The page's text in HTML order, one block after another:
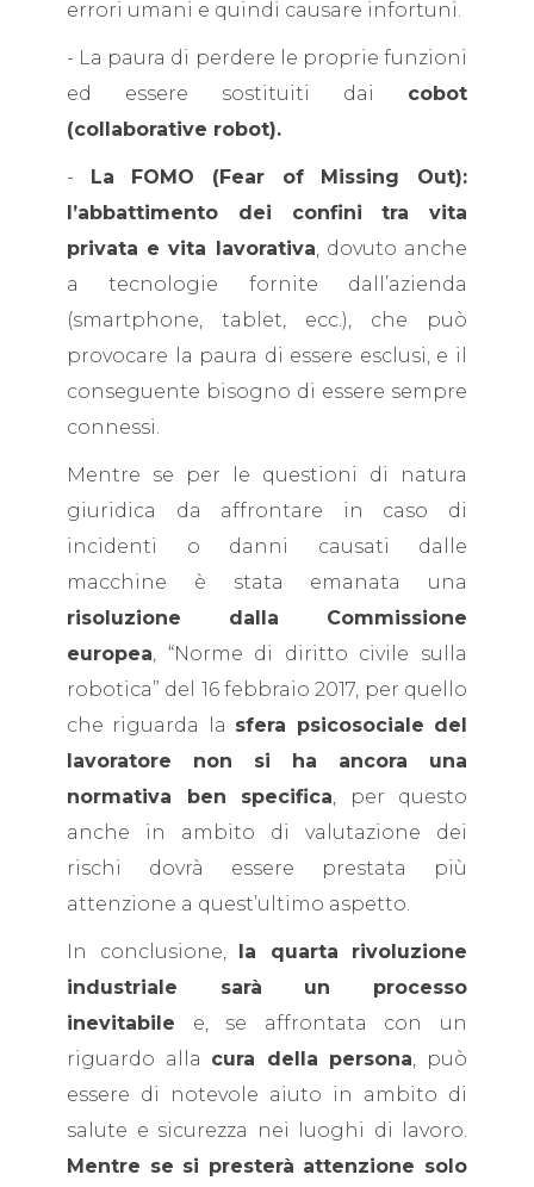
errori umani e quindi causare infortuni.
- La paura di perdere le proprie funzioni
ed essere sostituiti dai cobot
(collaborative robot).
- La FOMO (Fear of Missing Out):
l’abbattimento dei confini tra vita
privata e vita lavorativa , dovuto anche
a tecnologie fornite dall’azienda
(smartphone, tablet, ecc.), che può
provocare la paura di essere esclusi, e il
conseguente bisogno di essere sempre
connessi.
Mentre se per le questioni di natura
giuridica da affrontare in caso di
incidenti o danni causati dalle
macchine è stata emanata una
risoluzione dalla Commissione
europea , “Norme di diritto civile sulla
robotica” del 16 febbraio 2017, per quello
che riguarda la sfera psicosociale del
lavoratore non si ha ancora una
normativa ben specifica , per questo
anche in ambito di valutazione dei
rischi dovrà essere prestata più
attenzione a quest’ultimo aspetto.
In conclusione, la quarta rivoluzione
industriale sarà un processo
inevitabile e, se affrontata con un
riguardo alla cura della persona , può
essere di notevole aiuto in ambito di
salute e sicurezza nei luoghi di lavoro.
Mentre se si presterà attenzione solo